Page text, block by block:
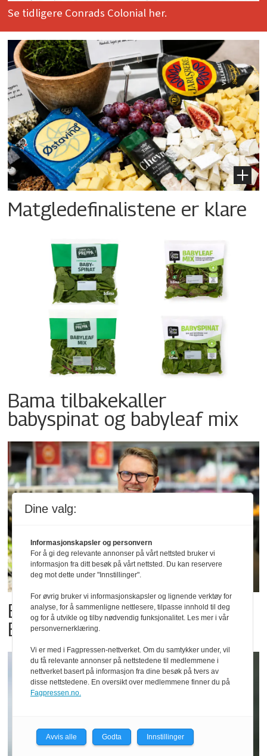
Se tidligere Conrads Colonial her.
Matgledefinalistene er klare
Bama tilbakekaller
babyspinat og babyleaf mix
Billigbonanza da Norge slo
Elfenbenkysten
Dine valg:
Informasjonskapsler og personvern
For å gi deg relevante annonser på vårt nettsted bruker vi
informasjon fra ditt besøk på vårt nettsted. Du kan reservere
deg mot dette under "Innstillinger".
For øvrig bruker vi informasjonskapsler og lignende verktøy for
analyse, for å sammenligne nettlesere, tilpasse innhold til deg
og for å utvikle og tilby nødvendig funksjonalitet. Les mer i vår
personvernerklæring.
Vi er med i Fagpressen-nettverket. Om du samtykker under, vil
du få relevante annonser på nettstedene til medlemmene i
nettverket basert på informasjon fra dine besøk på tvers av
disse nettstedene. En oversikt over medlemmene finner du på
Fagpressen.no.
Avvis alle Godta Innstillinger